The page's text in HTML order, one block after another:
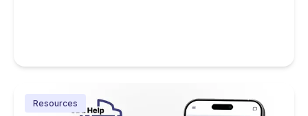
Resources